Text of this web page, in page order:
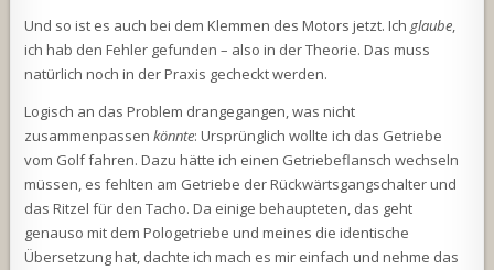
Und so ist es auch bei dem Klemmen des Motors jetzt. Ichglaube,
ich hab den Fehler gefunden – also in der Theorie. Das muss
natürlich noch in der Praxis gecheckt werden.
Logisch an das Problem drangegangen, was nicht
zusammenpassenkönnte: Ursprünglich wollte ich das Getriebe
vom Golf fahren. Dazu hätte ich einen Getriebeflansch wechseln
müssen, es fehlten am Getriebe der Rückwärtsgangschalter und
das Ritzel für den Tacho. Da einige behaupteten, das geht
genauso mit dem Pologetriebe und meines die identische
Übersetzung hat, dachte ich mach es mir einfach und nehme das